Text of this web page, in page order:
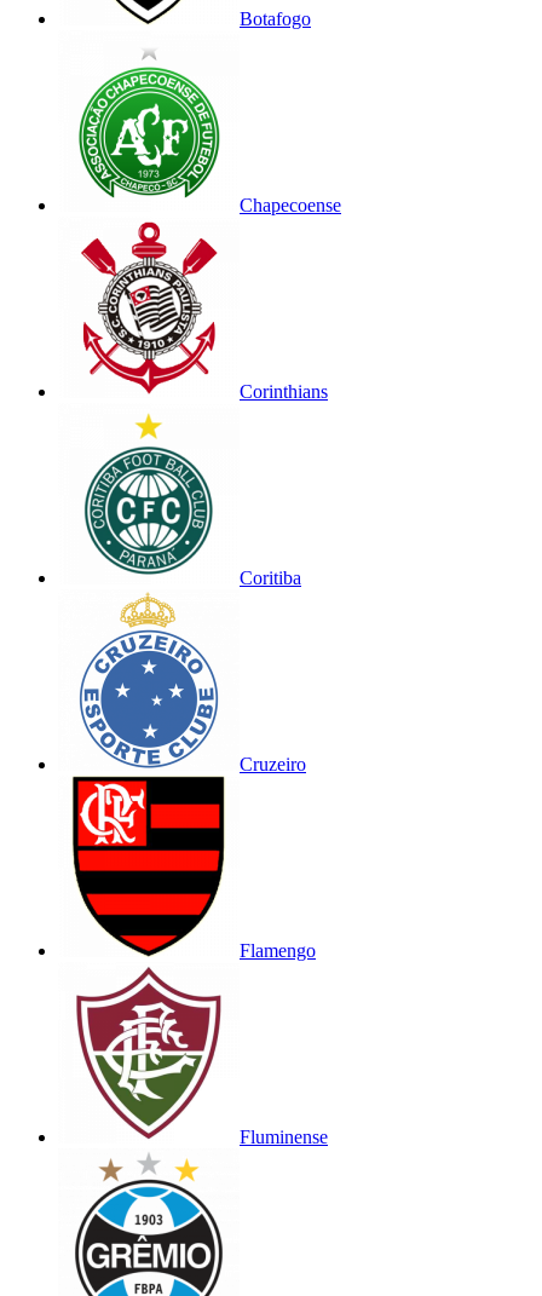
Botafogo
Chapecoense
Corinthians
Coritiba
Cruzeiro
Flamengo
Fluminense